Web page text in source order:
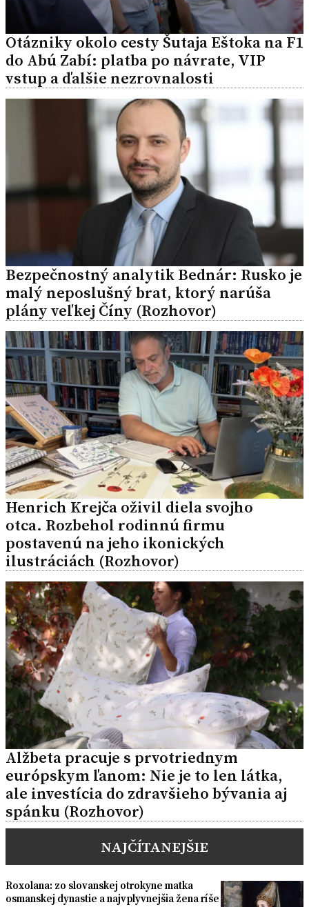
Otázniky okolo cesty Šutaja Eštoka na F1
do Abú Zabí: platba po návrate, VIP
vstup a ďalšie nezrovnalosti
Bezpečnostný analytik Bednár: Rusko je
malý neposlušný brat, ktorý narúša
plány veľkej Číny (Rozhovor)
Henrich Krejča oživil diela svojho
otca. Rozbehol rodinnú firmu
postavenú na jeho ikonických
ilustráciách (Rozhovor)
Alžbeta pracuje s prvotriednym
európskym ľanom: Nie je to len látka,
ale investícia do zdravšieho bývania aj
spánku (Rozhovor)
NAJČÍTANEJŠIE
Roxolana: zo slovanskej otrokyne matka
osmanskej dynastie a najvplyvnejšia žena ríše